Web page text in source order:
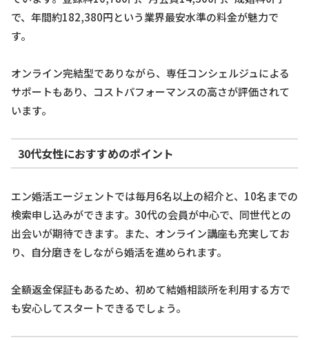
で、年間約182,380円という業界最安水準の料金が魅力で
す。
オンライン完結型でありながら、専任コンシェルジュによる
サポートもあり、コストパフォーマンスの高さが評価されて
います。
30代女性におすすめのポイント
エン婚活エージェントでは毎月6名以上の紹介と、10名までの
検索申し込みができます。30代の会員が中心で、同世代との
出会いが期待できます。また、オンライン講座も充実してお
り、自分磨きをしながら婚活を進められます。
全額返金保証もあるため、初めて結婚相談所を利用する方で
も安心してスタートできるでしょう。